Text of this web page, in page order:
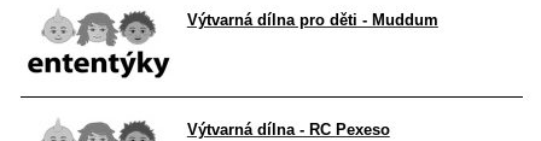
Výtvarná dílna pro děti - Muddum
Výtvarná dílna - RC Pexeso